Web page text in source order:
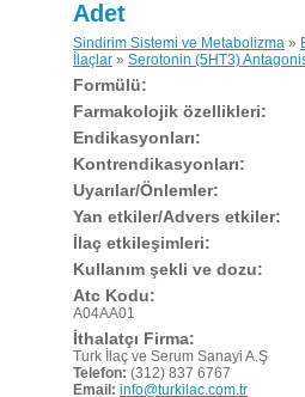
Adet
Sindirim Sistemi ve Metabolizma »
İlaçlar » Serotonin (5HT3)
Formülü:
Farmakolojik özellikleri:
Endikasyonları:
Kontrendikasyonları:
Uyarılar/Önlemler:
Yan etkiler/Advers etkiler:
İlaç etkileşimleri:
Kullanım şekli ve dozu:
Atc Kodu:
A04AA01
İthalatçı Firma:
Turk İlaç ve Serum Sanayi A.Ş
Telefon: (312) 837 6767
Email: info@turkilac.com.tr